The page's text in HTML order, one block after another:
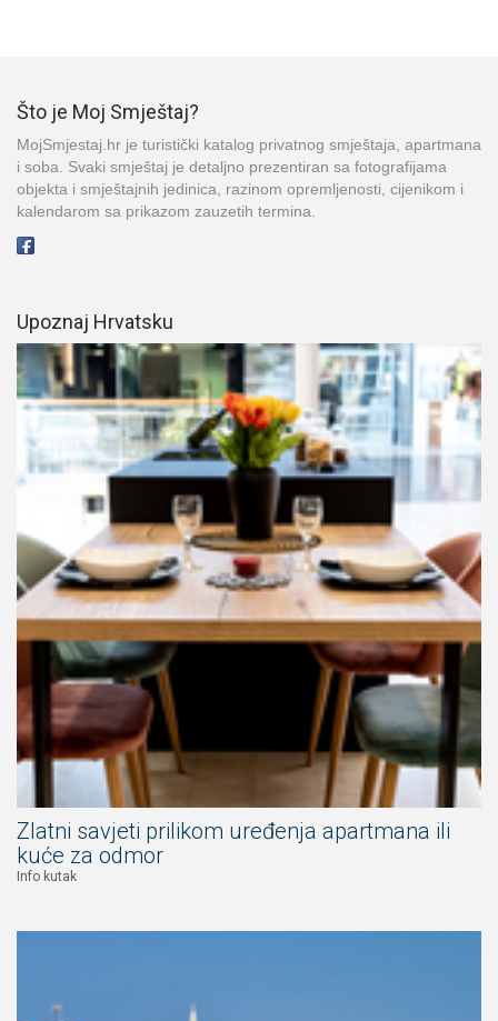
Što je Moj Smještaj?
MojSmjestaj.hr je turistički katalog privatnog smještaja, apartmana
i soba. Svaki smještaj je detaljno prezentiran sa fotografijama
objekta i smještajnih jedinica, razinom opremljenosti, cijenikom i
kalendarom sa prikazom zauzetih termina.
Upoznaj Hrvatsku
Zlatni savjeti prilikom uređenja apartmana ili
kuće za odmor
Info kutak